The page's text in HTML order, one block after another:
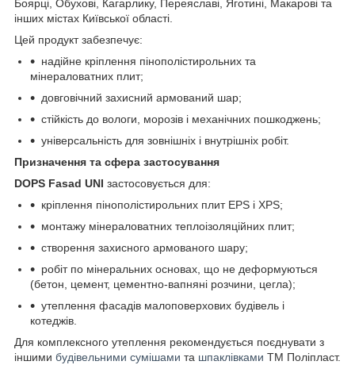
Боярці, Обухові, Кагарлику, Переяславі, Яготині, Макарові та
інших містах Київської області.
Цей продукт забезпечує:
надійне кріплення пінополістирольних та
мінераловатних плит;
довговічний захисний армований шар;
стійкість до вологи, морозів і механічних пошкоджень;
універсальність для зовнішніх і внутрішніх робіт.
Призначення та сфера застосування
DOPS Fasad UNI застосовується для:
кріплення пінополістирольних плит EPS і XPS;
монтажу мінераловатних теплоізоляційних плит;
створення захисного армованого шару;
робіт по мінеральних основах, що не деформуються
(бетон, цемент, цементно-вапняні розчини, цегла);
утеплення фасадів малоповерхових будівель і
котеджів.
Для комплексного утеплення рекомендується поєднувати з
іншими будівельними сумішами та шпаклівками ТМ Поліпласт.